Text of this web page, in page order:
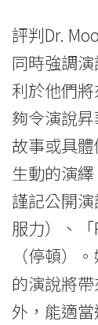
香
港
浸
會
大
學
評判Dr.
同時強調
利於他們
夠令演說
故事或具
生動的演
謹記公開
服力）、「
（停頓）
的演說將
外，能適